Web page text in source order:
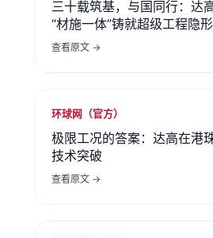
三十载筑基，与国同行：达
“材施一体”铸就超级工程隐
查看原文 →
环球网（官方）
极限工况的答案：达高在港
技术突破
查看原文 →